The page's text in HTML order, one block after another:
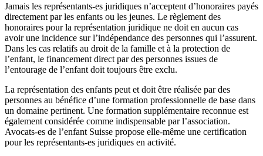
Jamais les représentants-es juridiques n’acceptent d’honoraires payés
directement par les enfants ou les jeunes. Le règlement des
honoraires pour la représentation juridique ne doit en aucun cas
avoir une incidence sur l’indépendance des personnes qui l’assurent.
Dans les cas relatifs au droit de la famille et à la protection de
l’enfant, le financement direct par des personnes issues de
l’entourage de l’enfant doit toujours être exclu.
La représentation des enfants peut et doit être réalisée par des
personnes au bénéfice d’une formation professionnelle de base dans
un domaine pertinent. Une formation supplémentaire reconnue est
également considérée comme indispensable par l’association.
Avocats-es de l’enfant Suisse propose elle-même une certification
pour les représentants-es juridiques en activité.